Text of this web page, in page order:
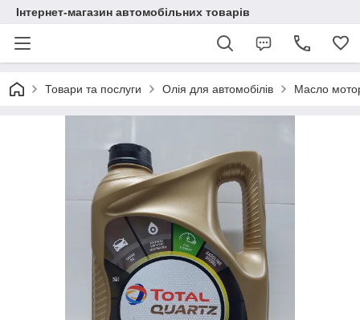
Інтернет-магазин автомобільних товарів
Товари та послуги Олія для автомобілів Масло